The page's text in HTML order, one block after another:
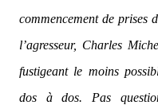
commencement de prises
l’agresseur, Charles
fustigeant le moins
dos à dos. Pas